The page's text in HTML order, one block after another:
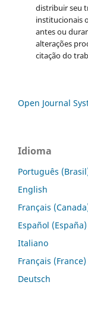
distribuir seu
institucionais
antes ou
alterações
citação do
Open Journal
Idioma
Português
English
Français
Español (España)
Italiano
Français (France)
Deutsch